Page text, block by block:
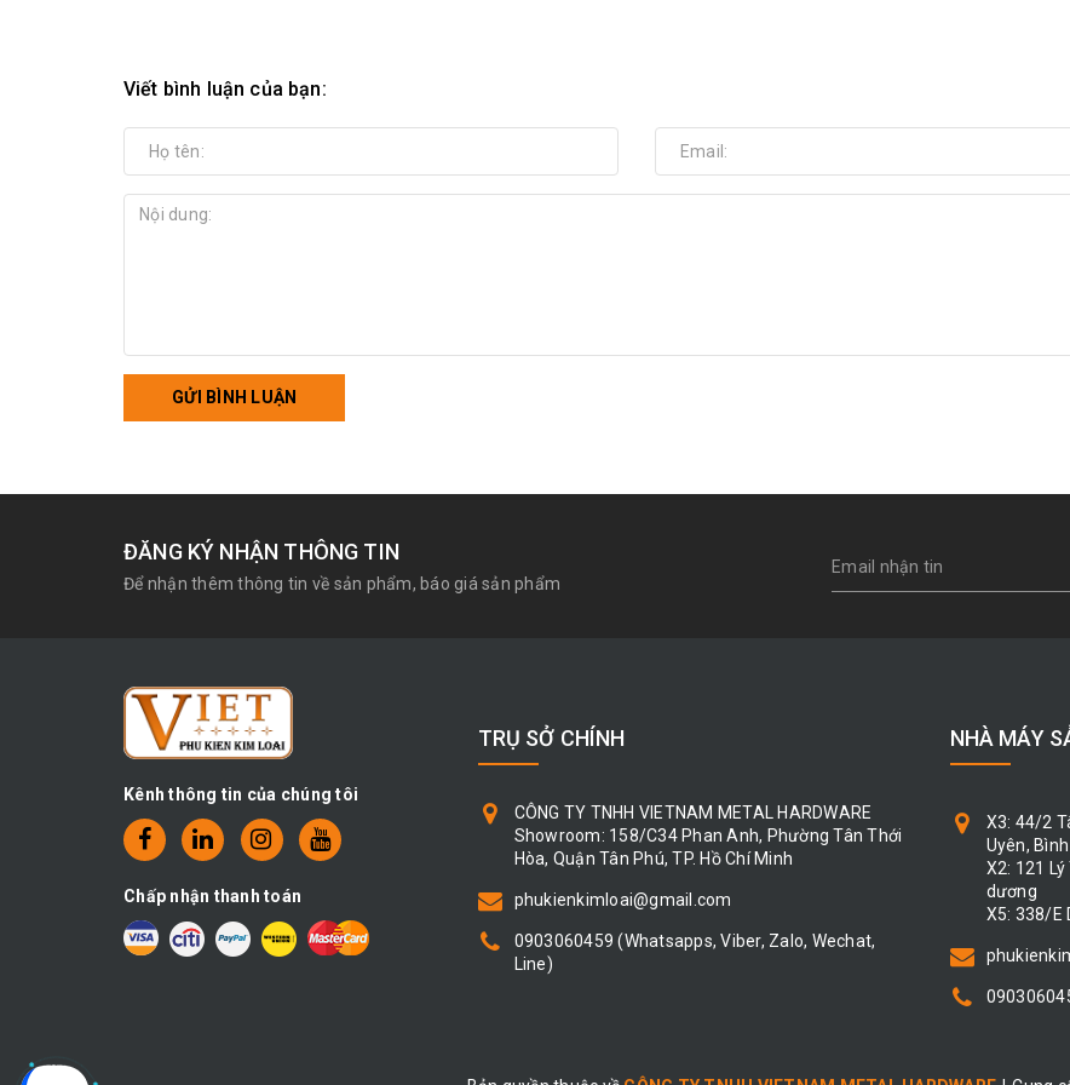
Viết bình luận của bạn:
GỬI BÌNH LUẬN
ĐĂNG KÝ NHẬN THÔNG TIN
Để nhận thêm thông tin về sản phẩm, báo giá sản phẩm
Kênh thông tin của chúng tôi
Chấp nhận thanh toán
TRỤ SỞ CHÍNH
CÔNG TY TNHH VIETNAM METAL HARDWARE
Showroom: 158/C34 Phan Anh, Phường Tân Thới
Hòa, Quận Tân Phú, TP. Hồ Chí Minh
phukienkimloai@gmail.com
0903060459 (Whatsapps, Viber, Zalo, Wechat,
Line)
NHÀ MÁY
X3: 44/2
Uyên,
X2: 121
dương
X5: 338/E